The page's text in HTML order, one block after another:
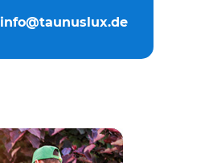
info@taunuslux.de